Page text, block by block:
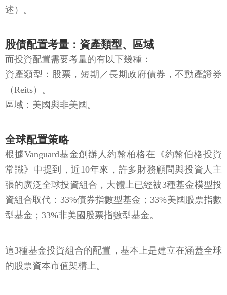
述）。
股債配置考量：資產類型、區域
而投資配置需要考量的有以下幾種：
資產類型：股票，短期／長期政府債券，不動產證券
（Reits）。
區域：美國與非美國。
全球配置策略
根據Vanguard基金創辦人約翰柏格在《約翰伯格投資
常識》中提到，近10年來，許多財務顧問與投資人主
張的廣泛全球投資組合，大體上已經被3種基金模型投
資組合取代：33%債券指數型基金；33%美國股票指數
型基金；33%非美國股票指數型基金。
這3種基金投資組合的配置，基本上是建立在涵蓋全球
的股票資本市值架構上。